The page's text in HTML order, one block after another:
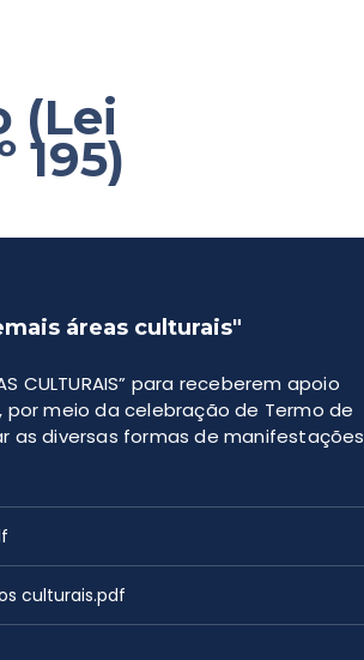
(Lei
195)
áreas culturais"
CULTURAIS” para receberem apoio
meio da celebração de Termo de
as diversas formas de manifestações
culturais.pdf